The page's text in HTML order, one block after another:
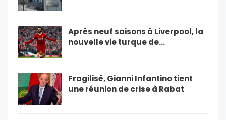
Après neuf saisons à Liverpool, la
nouvelle vie turque de…
Fragilisé, Gianni Infantino tient
une réunion de crise à Rabat